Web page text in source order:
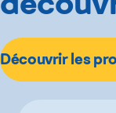
Découvrir les